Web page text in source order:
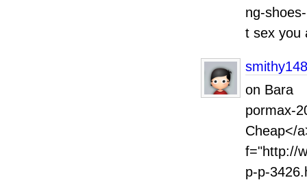
ng-
t sex you
on Bara
pormax-
f="http://
p-p-